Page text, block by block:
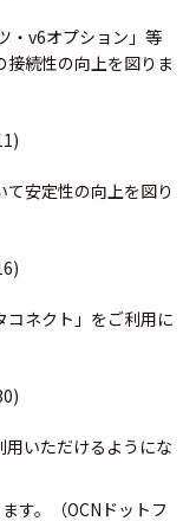
・v6オプション」等
続性の向上を図りま
安定性の向上を図り
コネクト」をご利用に
いただけるようにな
す。（OCNドットフ